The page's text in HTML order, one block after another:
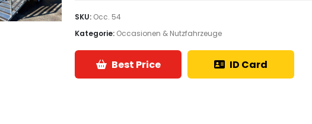
SKU: Occ. 54
Kategorie: Occasionen & Nutzfahrzeuge
Best Price ID Card